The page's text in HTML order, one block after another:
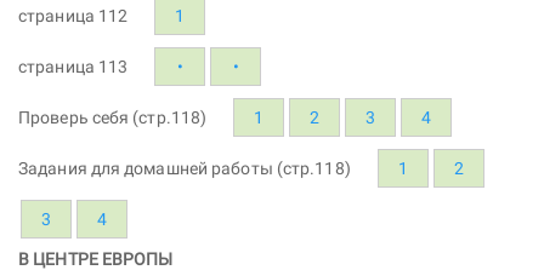
страница 112 1
страница 113 • •
Проверь себя (стр.118) 1 2 3 4
Задания для домашней работы (стр.118) 1 2
3 4
В ЦЕНТРЕ ЕВРОПЫ